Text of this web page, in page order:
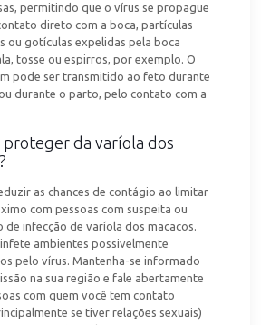
permitindo que o vírus se propague
direto com a boca, partículas
ou gotículas expelidas pela boca
tosse ou espirros, por exemplo. O
pode ser transmitido ao feto durante
durante o parto, pelo contato com a
proteger da varíola dos
as chances de contágio ao limitar
com pessoas com suspeita ou
de infecção de varíola dos macacos.
ambientes possivelmente
pelo vírus. Mantenha-se informado
na sua região e fale abertamente
com quem você tem contato
se tiver relações sexuais)